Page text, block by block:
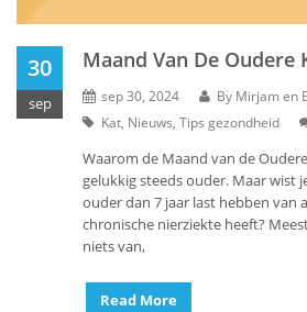
30
sep
Maand Van De Oudere
sep 30, 2024 By Mirjam en
Kat, Nieuws, Tips gezondheid
Waarom de Maand van de
gelukkig steeds ouder. Maar wist
ouder dan 7 jaar last hebben van
chronische nierziekte heeft?
niets van,
Read More